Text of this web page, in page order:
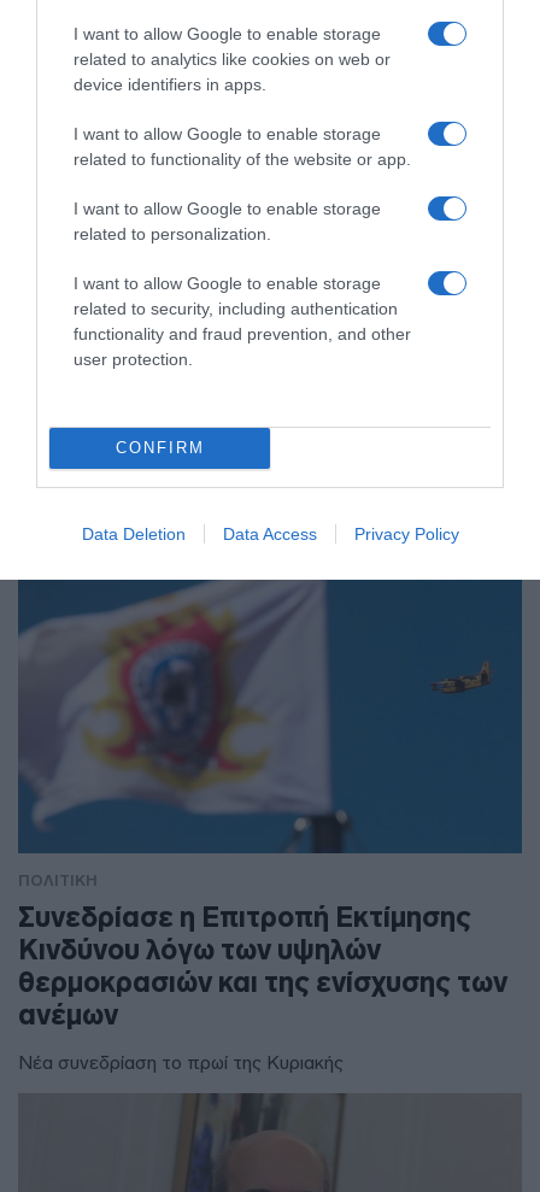
I want to allow Google to enable storage
related to analytics like cookies on web or
device identifiers in apps.
I want to allow Google to enable storage
related to functionality of the website or app.
I want to allow Google to enable storage
related to personalization.
I want to allow Google to enable storage
related to security, including authentication
functionality and fraud prevention, and other
user protection.
CONFIRM
Data Deletion Data Access Privacy Policy
ΠΟΛΙΤΙΚΗ
Τσίπρας: Στις 2 Σεπτεμβρίου η
παρουσίαση του οικονομικού
"Για την Δίκαιη Ανάπτυξη, την παραγωγική ανασυγκρότηση,
την επανίδρυση του κοινωνικού κράτους"
ΠΟΛΙΤΙΚΗ
Συνεδρίασε η Επιτροπή Εκτίμησης
Κινδύνου λόγω των υψηλών
θερμοκρασιών και της ενίσχυσης των
ανέμων
Νέα συνεδρίαση το πρωί της Κυριακής